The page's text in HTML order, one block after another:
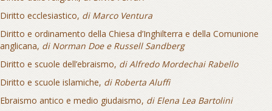
Diritto ecclesiastico, di Marco Ventura
Diritto e ordinamento della Chiesa d’Inghilterra e della Comunione
anglicana, di Norman Doe e Russell Sandberg
Diritto e scuole dell’ebraismo, di Alfredo Mordechai Rabello
Diritto e scuole islamiche, di Roberta Aluffi
Ebraismo antico e medio giudaismo, di Elena Lea Bartolini